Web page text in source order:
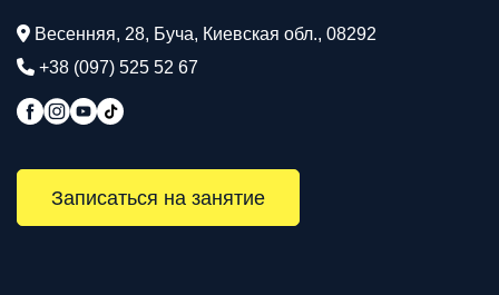
Весенняя, 28, Буча, Киевская обл., 08292
+38 (097) 525 52 67
Записаться на занятие